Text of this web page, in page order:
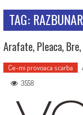
TAG:
Arafate, Pleaca,
Ce-mi provoaca scarba
3558